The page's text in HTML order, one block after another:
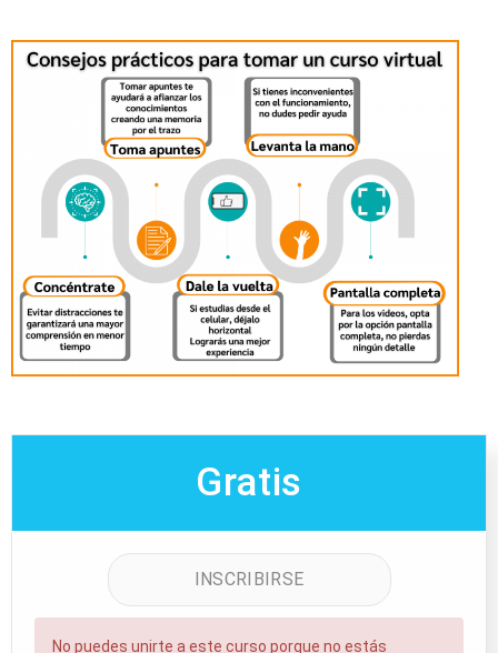
Gratis
INSCRIBIRSE
No puedes unirte a este curso porque no estás